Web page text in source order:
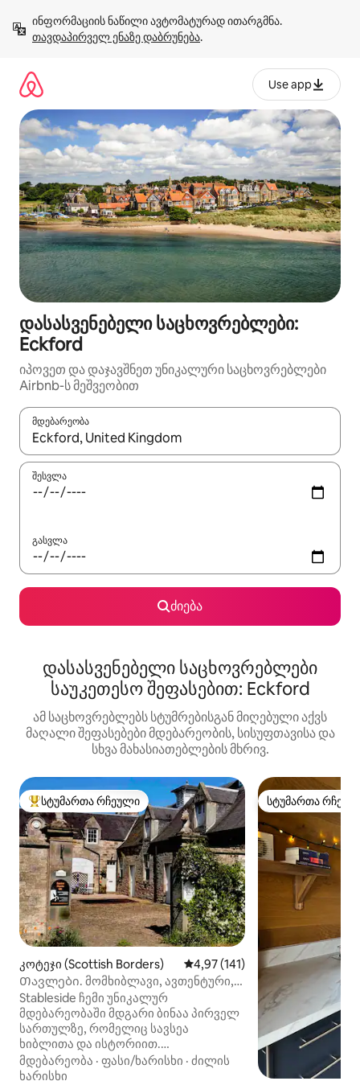
გადასვლა
თავდაპირველ ენაზე დაბრუნება.
Use app
დასასვენებელი საცხოვრებლები:
Eckford
იპოვეთ და დაჯავშნეთ უნიკალური საცხოვრებლები
Airbnb-ს მეშვეობით
მდებარეობა
როცა შედეგები ხელმისაწვდომი გახდება, ნავიგაციისთვის
შესვლა
გასვლა
ძიება
დასასვენებელი საცხოვრებლები
საუკეთესო შეფასებით: Eckford
ამ საცხოვრებლებს სტუმრებისგან მიღებული აქვს
მაღალი შეფასებები მდებარეობის, სისუფთავისა და
სხვა მახასიათებლების მხრივ.
სტუმართა რჩეული მოწინავე ვარიანტი
სტუმართა რჩეული
კოტეჯი (Scottish Borders) საშუალო შეფასებაა 5‑დან
4,97 (141)
Თავლები. მომხიბლავი, ავთენტური,
მშვიდი
Stableside ჩემი უნიკალურ
მდებარეობაში მდგარი ბინაა პირველ
სართულზე, რომელიც სავსეა
ხიბლითა და ისტორიით.
თავდაპირველად ეს იყო მეუღლეთა
საცხოვრებელი ისტორიულ
მდებარეობა · ფასი/ხარისხი · ძილის
ხარისხი
სტუმართა
სტუმართა